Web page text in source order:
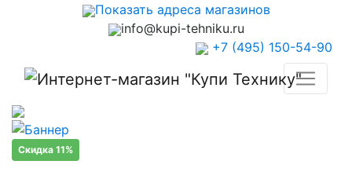
Показать адреса магазинов
info@kupi-tehniku.ru
+7 (495) 150-54-90
Скидка 11%